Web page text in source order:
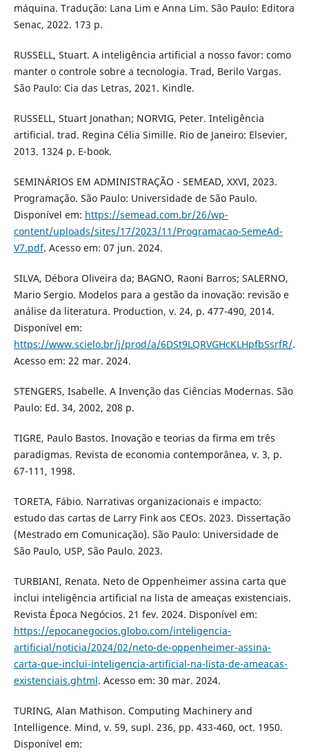
máquina. Tradução: Lana Lim e Anna Lim. São Paulo: Editora
Senac, 2022. 173 p.
RUSSELL, Stuart. A inteligência artificial a nosso favor: como
manter o controle sobre a tecnologia. Trad, Berilo Vargas.
São Paulo: Cia das Letras, 2021. Kindle.
RUSSELL, Stuart Jonathan; NORVIG, Peter. Inteligência
artificial. trad. Regina Célia Simille. Rio de Janeiro: Elsevier,
2013. 1324 p. E-book.
SEMINÁRIOS EM ADMINISTRAÇÃO - SEMEAD, XXVI, 2023.
Programação. São Paulo: Universidade de São Paulo.
Disponível em: https://semead.com.br/26/wp-
content/uploads/sites/17/2023/11/Programacao-SemeAd-
V7.pdf. Acesso em: 07 jun. 2024.
SILVA, Débora Oliveira da; BAGNO, Raoni Barros; SALERNO,
Mario Sergio. Modelos para a gestão da inovação: revisão e
análise da literatura. Production, v. 24, p. 477-490, 2014.
Disponível em:
https://www.scielo.br/j/prod/a/6DSt9LQRVGHcKLHpfbSsrfR/.
Acesso em: 22 mar. 2024.
STENGERS, Isabelle. A Invenção das Ciências Modernas. São
Paulo: Ed. 34, 2002, 208 p.
TIGRE, Paulo Bastos. Inovação e teorias da firma em três
paradigmas. Revista de economia contemporânea, v. 3, p.
67-111, 1998.
TORETA, Fábio. Narrativas organizacionais e impacto:
estudo das cartas de Larry Fink aos CEOs. 2023. Dissertação
(Mestrado em Comunicação). São Paulo: Universidade de
São Paulo, USP, São Paulo. 2023.
TURBIANI, Renata. Neto de Oppenheimer assina carta que
inclui inteligência artificial na lista de ameaças existenciais.
Revista Época Negócios. 21 fev. 2024. Disponível em:
https://epocanegocios.globo.com/inteligencia-
artificial/noticia/2024/02/neto-de-oppenheimer-assina-
carta-que-inclui-inteligencia-artificial-na-lista-de-ameacas-
existenciais.ghtml. Acesso em: 30 mar. 2024.
TURING, Alan Mathison. Computing Machinery and
Intelligence. Mind, v. 59, supl. 236, pp. 433-460, oct. 1950.
Disponível em: